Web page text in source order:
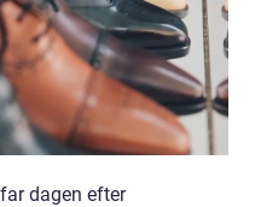
dagen efter